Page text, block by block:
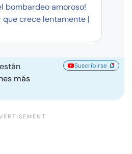
bombardeo amoroso!
que crece lentamente |
más
Suscribirse